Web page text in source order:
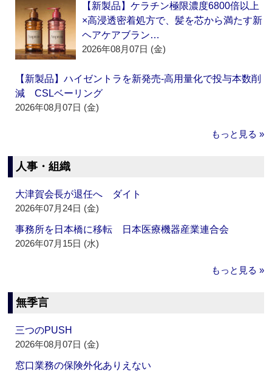
【新製品】ケラチン極限濃度6800倍以上
×高浸透密着処方で、髪を芯から満たす新
ヘアケアブラン…
2026年08月07日 (金)
【新製品】ハイゼントラを新発売‐高用量化で投与本数削
減 CSLベーリング
2026年08月07日 (金)
もっと見る »
人事・組織
大津賀会長が退任へ ダイト
2026年07月24日 (金)
事務所を日本橋に移転 日本医療機器産業連合会
2026年07月15日 (水)
もっと見る »
無季言
三つのPUSH
2026年08月07日 (金)
窓口業務の保険外化ありえない